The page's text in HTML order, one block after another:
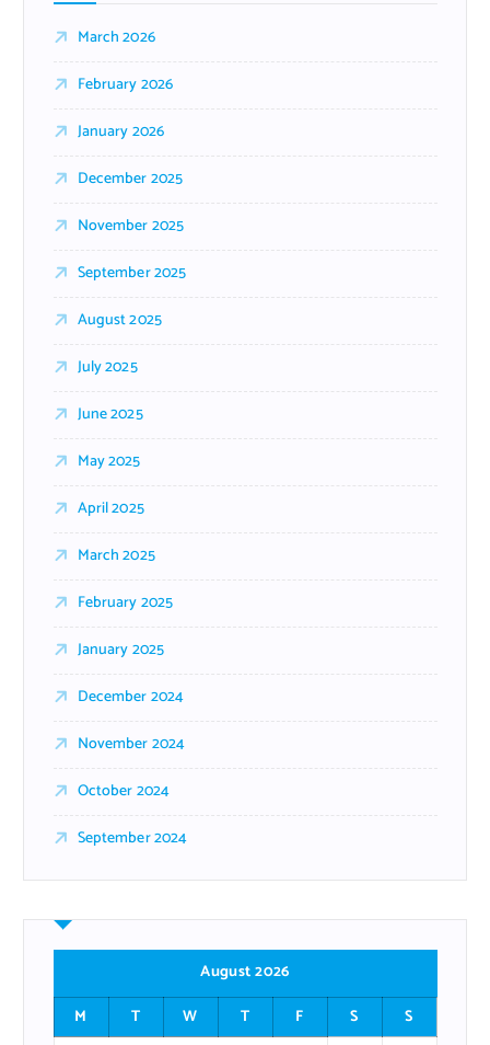
March 2026
February 2026
January 2026
December 2025
November 2025
September 2025
August 2025
July 2025
June 2025
May 2025
April 2025
March 2025
February 2025
January 2025
December 2024
November 2024
October 2024
September 2024
August 2026
M
T W T F S
S